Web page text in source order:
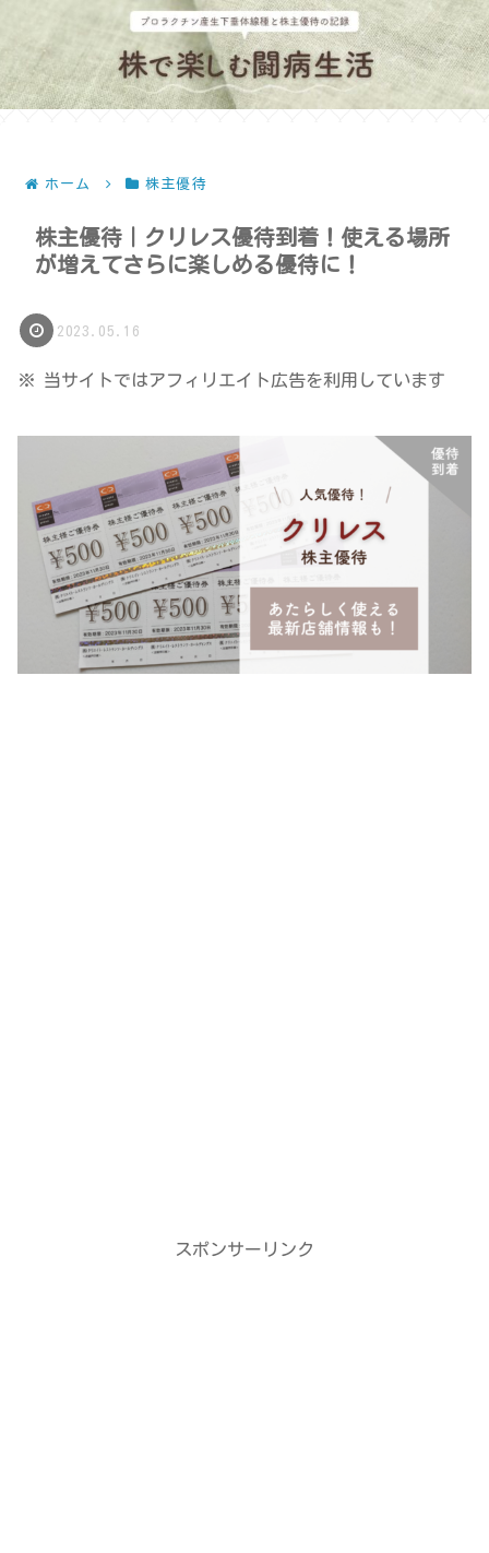
ホーム 株主優待
株主優待｜クリレス優待到着！使える場所
が増えてさらに楽しめる優待に！
2023.05.16
※ 当サイトではアフィリエイト広告を利用しています
スポンサーリンク